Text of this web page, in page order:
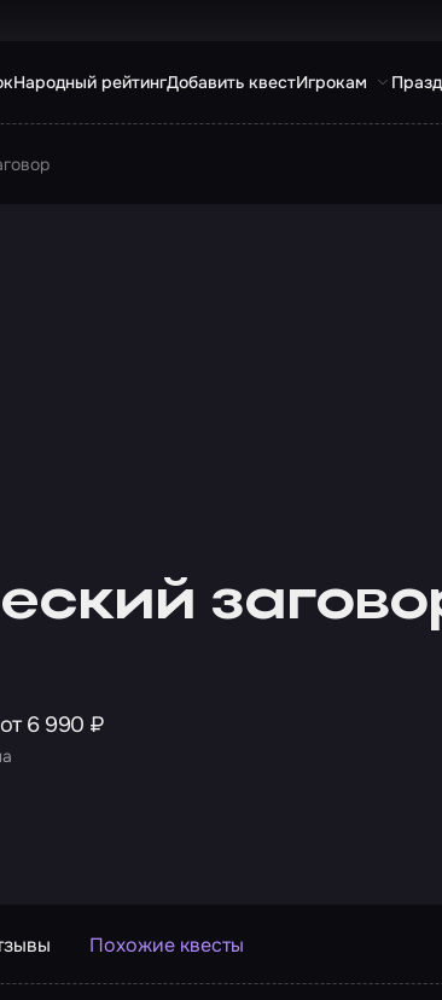
Народный рейтингДобавить квестИгрокам
от 6 990 ₽
Похожие квесты